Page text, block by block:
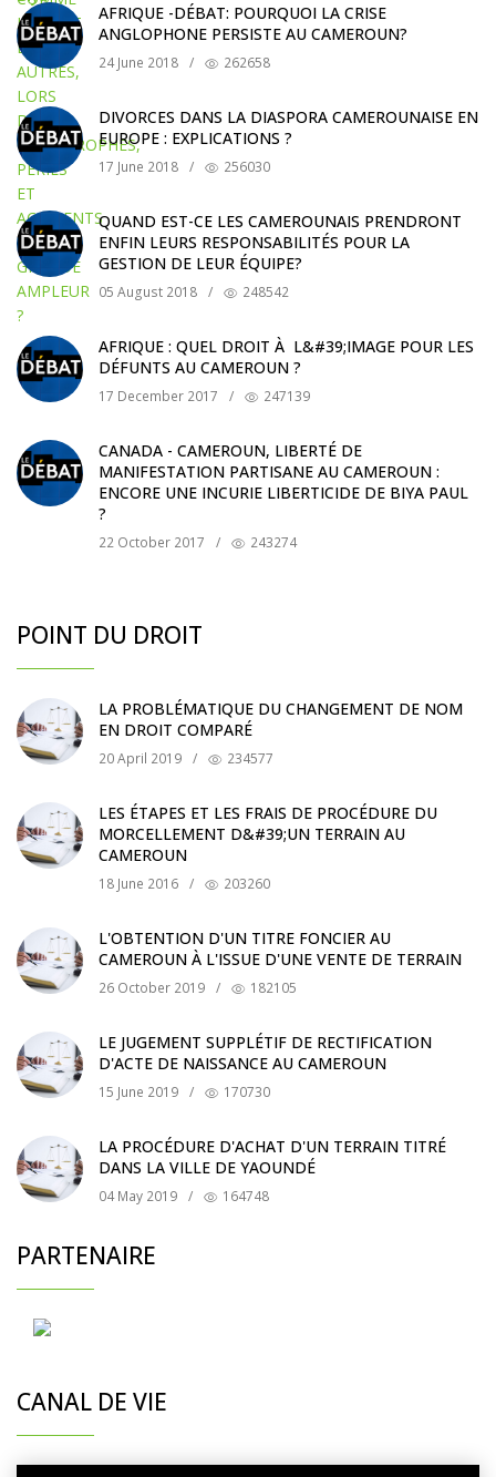
AFRIQUE -DÉBAT: POURQUOI LA CRISE
ANGLOPHONE PERSISTE AU CAMEROUN?
24 June 2018 / 262658
DIVORCES DANS LA DIASPORA CAMEROUNAISE EN
EUROPE : EXPLICATIONS ?
17 June 2018 / 256030
QUAND EST-CE LES CAMEROUNAIS PRENDRONT
ENFIN LEURS RESPONSABILITÉS POUR LA
GESTION DE LEUR ÉQUIPE?
05 August 2018 / 248542
AFRIQUE : QUEL DROIT À L&#39;IMAGE POUR LES
DÉFUNTS AU CAMEROUN ?
17 December 2017 / 247139
CANADA - CAMEROUN, LIBERTÉ DE
MANIFESTATION PARTISANE AU CAMEROUN :
ENCORE UNE INCURIE LIBERTICIDE DE BIYA PAUL
?
22 October 2017 / 243274
POINT DU DROIT
LA PROBLÉMATIQUE DU CHANGEMENT DE NOM
EN DROIT COMPARÉ
20 April 2019 / 234577
LES ÉTAPES ET LES FRAIS DE PROCÉDURE DU
MORCELLEMENT D&#39;UN TERRAIN AU
CAMEROUN
18 June 2016 / 203260
L'OBTENTION D'UN TITRE FONCIER AU
CAMEROUN À L'ISSUE D'UNE VENTE DE TERRAIN
26 October 2019 / 182105
LE JUGEMENT SUPPLÉTIF DE RECTIFICATION
D'ACTE DE NAISSANCE AU CAMEROUN
15 June 2019 / 170730
LA PROCÉDURE D'ACHAT D'UN TERRAIN TITRÉ
DANS LA VILLE DE YAOUNDÉ
04 May 2019 / 164748
PARTENAIRE
CANAL DE VIE